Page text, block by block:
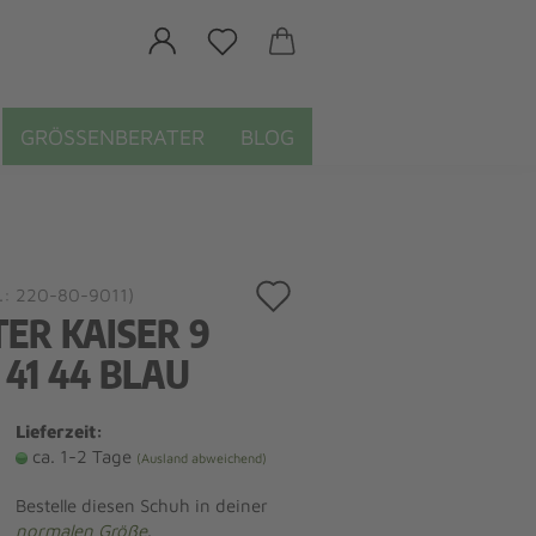
GRÖSSENBERATER BLOG
220-80-9011)
KAISER 9
44 BLAU
Lieferzeit:
ca. 1-2 Tage (Ausland abweichend)
Bestelle diesen Schuh in deiner
normalen Größe.